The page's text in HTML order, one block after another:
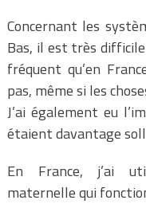
Concernant les
Bas, il est très
fréquent qu’en
pas, même si les
J’ai également eu
étaient davantage
En France, j’ai
maternelle qui